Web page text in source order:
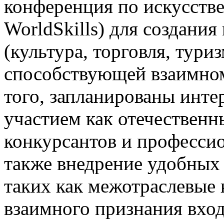
конференция по
WorldSkills) для
(культура, торговля,
способствующей
того, запланированы
участием как
конкурсантов и
также внедрение
таких как
взаимного признания